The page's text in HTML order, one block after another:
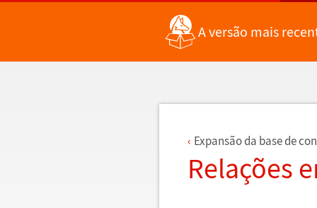
Voltar para Últimas Novidades
A versão mais
Expansão da base de
Relações